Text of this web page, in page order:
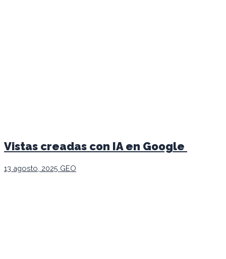
Vistas creadas con IA en Google
13 agosto, 2025 GEO